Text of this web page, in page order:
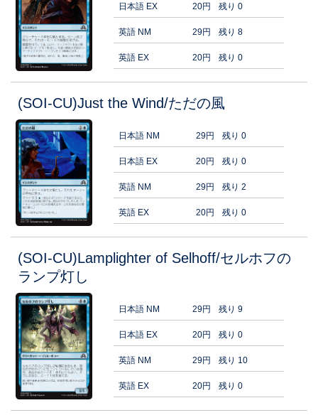
日本語 EX 20円 残り 0
英語 NM 29円 残り 8
英語 EX 20円 残り 0
(SOI-CU)Just the Wind/ただの風
日本語 NM 29円 残り 0
日本語 EX 20円 残り 0
英語 NM 29円 残り 2
英語 EX 20円 残り 0
(SOI-CU)Lamplighter of Selhoff/セルホフの
ランプ灯し
日本語 NM 29円 残り 9
日本語 EX 20円 残り 0
英語 NM 29円 残り 10
英語 EX 20円 残り 0